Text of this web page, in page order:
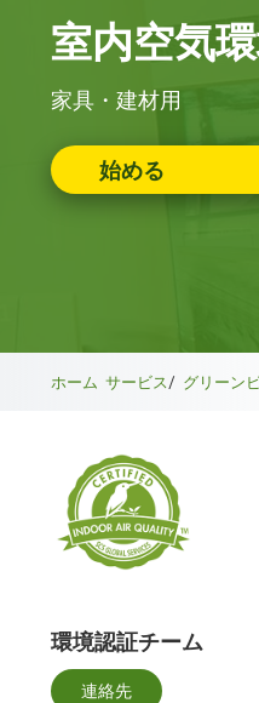
室内空気
家具・建材用
始める
ホーム サービス/ グリーン
環境認証チーム
連絡先